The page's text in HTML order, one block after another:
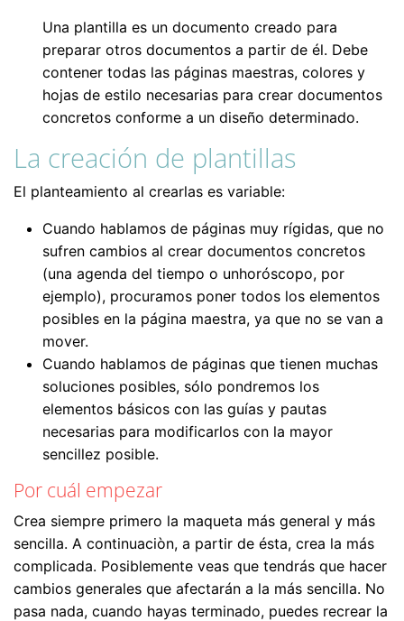
Una plantilla es un documento creado para
preparar otros documentos a partir de él. Debe
contener todas las páginas maestras, colores y
hojas de estilo necesarias para crear documentos
concretos conforme a un diseño determinado.
La creación de plantillas
El planteamiento al crearlas es variable:
Cuando hablamos de páginas muy rígidas, que no
sufren cambios al crear documentos concretos
(una agenda del tiempo o unhoróscopo, por
ejemplo), procuramos poner todos los elementos
posibles en la página maestra, ya que no se van a
mover.
Cuando hablamos de páginas que tienen muchas
soluciones posibles, sólo pondremos los
elementos básicos con las guías y pautas
necesarias para modificarlos con la mayor
sencillez posible.
Por cuál empezar
Crea siempre primero la maqueta más general y más
sencilla. A continuaciòn, a partir de ésta, crea la más
complicada. Posiblemente veas que tendrás que hacer
cambios generales que afectarán a la más sencilla. No
pasa nada, cuando hayas terminado, puedes recrear la